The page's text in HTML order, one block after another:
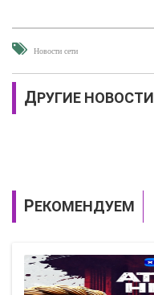
Новости сети
ДРУГИЕ НОВОСТИ
РЕКОМЕНДУЕМ